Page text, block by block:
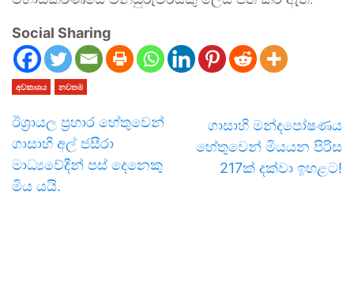
Social Sharing
අවකාශය නවතම
ඊශ්‍රායල ප්‍රහාර හේතුවෙන්
ගාසාහි අල් ජසීරා
මාධ්‍යවේදීන් පස් දෙනෙකු
මිය යයි.
ගාසාහි මන්දපෝෂණය
හේතුවෙන් මියයන පිරිස
217ක් දක්වා ඉහළට!